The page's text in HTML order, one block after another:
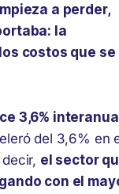
a perder,
la
costos que se
3,6%
del 3,6% en
el sector
con el